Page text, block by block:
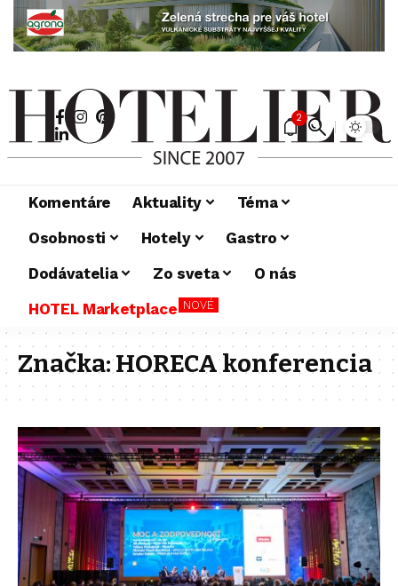
2
Komentáre Aktuality
Téma
Osobnosti
Hotely
Gastro
Dodávatelia
Zo sveta
O nás
HOTEL Marketplace NOVÉ
Značka:HORECA konferencia